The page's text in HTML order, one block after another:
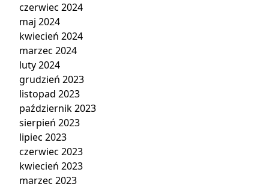
czerwiec 2024
maj 2024
kwiecień 2024
marzec 2024
luty 2024
grudzień 2023
listopad 2023
październik 2023
sierpień 2023
lipiec 2023
czerwiec 2023
kwiecień 2023
marzec 2023